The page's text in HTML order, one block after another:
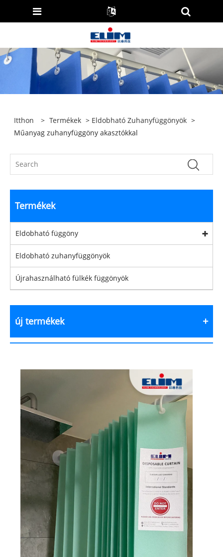
Itthon > Termékek > Eldobható Zuhanyfüggönyök >
Műanyag zuhanyfüggöny akasztókkal
Termékek
Eldobható függöny
Eldobható zuhanyfüggönyök
Újrahasználható fülkék függönyök
új termékek